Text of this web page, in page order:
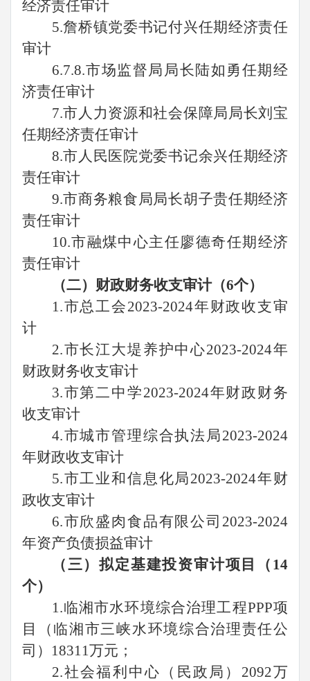
经济责任审计
5.詹桥镇党委书记付兴任期经济责任
审计
6.7.8.市场监督局局长陆如勇任期经
济责任审计
7.市人力资源和社会保障局局长刘宝
任期经济责任审计
8.市人民医院党委书记余兴任期经济
责任审计
9.市商务粮食局局长胡子贵任期经济
责任审计
10.市融煤中心主任廖德奇任期经济
责任审计
（二）财政财务收支审计（6个）
1.市总工会2023-2024年财政收支审
计
2.市长江大堤养护中心2023-2024年
财政财务收支审计
3.市第二中学2023-2024年财政财务
收支审计
4.市城市管理综合执法局2023-2024
年财政收支审计
5.市工业和信息化局2023-2024年财
政收支审计
6.市欣盛肉食品有限公司2023-2024
年资产负债损益审计
（三）拟定基建投资审计项目（ 14
个）
1.临湘市水环境综合治理工程PPP项
目（临湘市三峡水环境综合治理责任公
司）18311万元；
2.社会福利中心（民政局）2092万